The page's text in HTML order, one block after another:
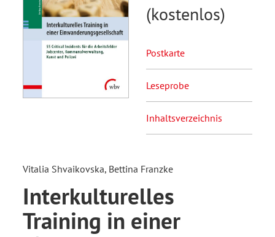
(kostenlos)
Postkarte
Leseprobe
Inhaltsverzeichnis
Vitalia Shvaikovska, Bettina Franzke
Interkulturelles
Training in einer